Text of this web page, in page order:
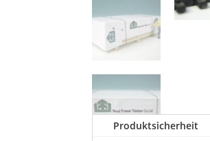
Produktsicherheit